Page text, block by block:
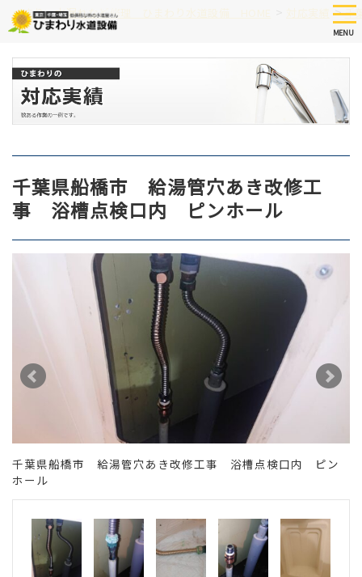
Skip
to
content
MENU
つまり、水漏れなど修理 ひまわり水道設備 HOME >千
千葉県船橋市 給湯管穴あき改修工
事 浴槽点検口内 ピンホール
千葉県船橋市 給湯管穴あき改修工事 浴槽点検口内 ピン
ホール